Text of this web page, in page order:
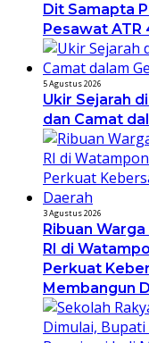
Dit Samapta
Pesawat ATR
5 Agustus 2026
Ukir Sejarah
dan Camat
3 Agustus 2026
Ribuan
RI di
Perkuat
Membangun